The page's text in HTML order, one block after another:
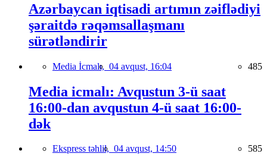
Azərbaycan iqtisadi artımın zəiflədiyi
şəraitdə rəqəmsallaşmanı
sürətləndirir
Media İcmalı, 04 avqust, 16:04 485
Media icmalı: Avqustun 3-ü saat
16:00-dan avqustun 4-ü saat 16:00-
dək
Ekspress təhlil, 04 avqust, 14:50 585